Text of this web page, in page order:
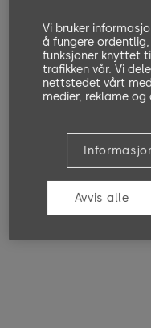
Vi bruker
å fungere
funksjoner knyttet
trafikken vår. Vi
nettstedet vårt
medier, reklame og
Avvis alle